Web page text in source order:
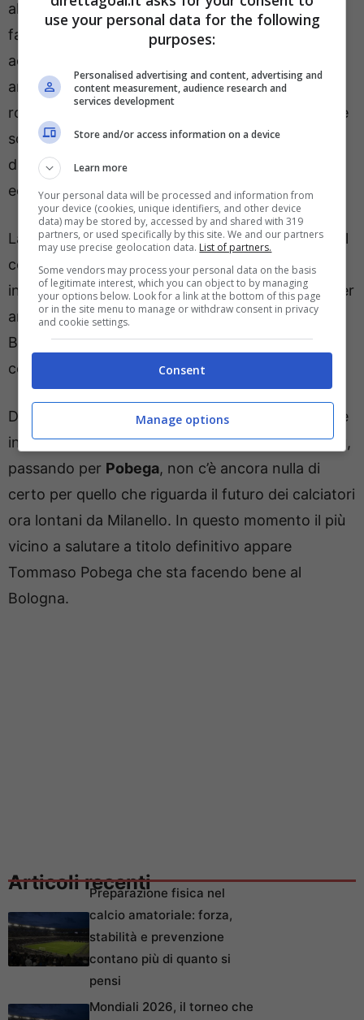
alla fine del campionato in corso considerato il
fatto che la Fiorentina non è intenzionata ad
acquistarlo a
arrivi un sostanziososcontoda parte dei
rossoneri per il suo cartellino. L’accordo tra le due
società prevede un versamento di circa 12 milioni
di euro per il cartellino del mediano, ritenuti
eccessivi dai viola.
La volontà della Fiorentina è quella di acquistare il
centrocampista a titolo definitivo per una somma
intorno agli 8 milioni di euro. Il Milan spera di poter
arrivare fino a 10 e non è da escludere che l’ex
Bordeaux possa tornare aMilanelloper poi
cercare una nuova destinazione in estate.
Da capire il futuro degli altri giocatori attualmente
in prestito nelle altre squadre. DaOkaforaKalulu ,
passando per Pobega, non c’è ancora nulla di
certo per quello che riguarda il futuro dei calciatori
ora lontani da Milanello. In questo momento il più
vicino a salutare a titolo definitivo appare
Tommaso Pobega che sta facendo bene al
Bologna.
Articoli recentiPreparazione fisica nel
calcio amatoriale: forza,
stabilità e prevenzione
contano più di quanto si
pensi
Mondiali 2026, il torneo che
use your personal data for the following
purposes:
Personalised advertising and content, advertising and
content measurement, audience research and
services development
Store and/or access information on a device
Learn more
Your personal data will be processed and information from
your device (cookies, unique identifiers, and other device
data) may be stored by, accessed by and shared with 319
partners, or used specifically by this site. We and our partners
may use precise geolocation data. List of partners.
Some vendors may process your personal data on the basis
of legitimate interest, which you can object to by managing
your options below. Look for a link at the bottom of this page
or in the site menu to manage or withdraw consent in privacy
and cookie settings.
Consent
Manage options